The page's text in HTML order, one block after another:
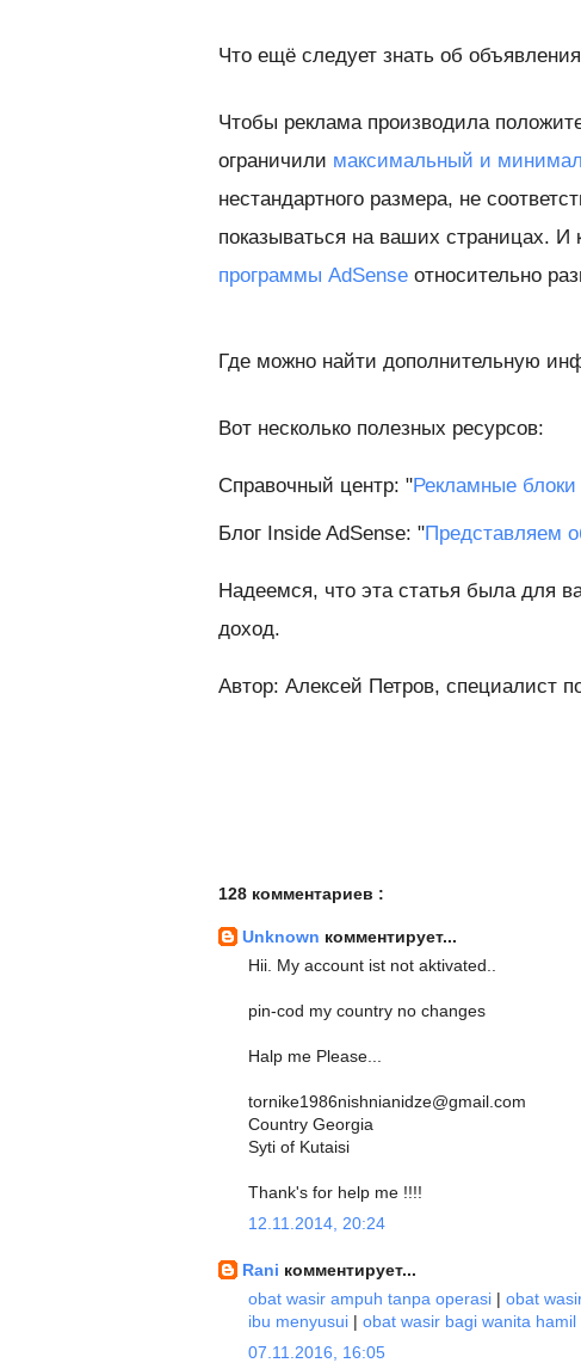
Что ещё следует знать об
Чтобы реклама производила
ограничили максимальный и
нестандартного размера, не
показываться на ваших страницах.
программы AdSense относительно
Где можно найти дополнительную
Вот несколько полезных ресурсов:
Справочный центр: "Рекламные блоки
Блог Inside AdSense: "Представляем
Надеемся, что эта статья была для
доход.
Автор: Алексей Петров, специалист
128 комментариев :
Unknown комментирует...
Hii. My account ist not aktivated..
pin-cod my country no changes
Halp me Please...
tornike1986nishnianidze@gmail.com
Country Georgia
Syti of Kutaisi
Thank's for help me !!!!
12.11.2014, 20:24
Rani комментирует...
obat wasir ampuh tanpa operasi | obat
ibu menyusui | obat wasir bagi wanita hamil
07.11.2016, 16:05